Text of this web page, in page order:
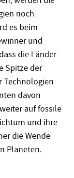
noch
es beim
und
die Länder
Spitze der
Technologien
davon
auf fossile
und ihre
die Wende
Planeten.